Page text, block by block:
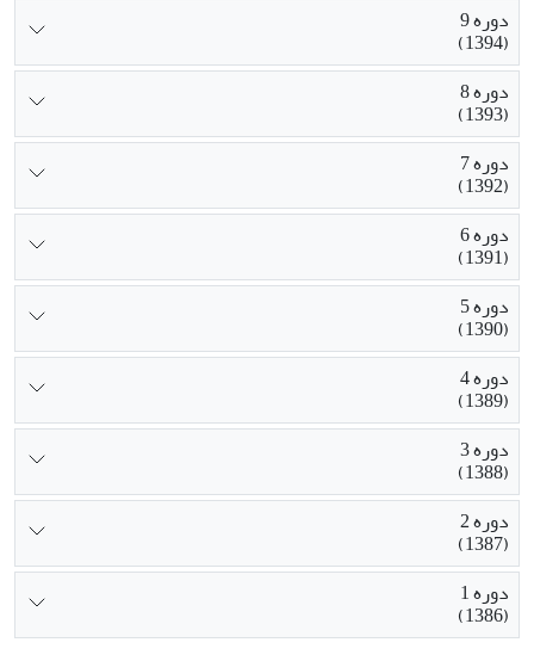
دوره 9
(1394)
دوره 8
(1393)
دوره 7
(1392)
دوره 6
(1391)
دوره 5
(1390)
دوره 4
(1389)
دوره 3
(1388)
دوره 2
(1387)
دوره 1
(1386)